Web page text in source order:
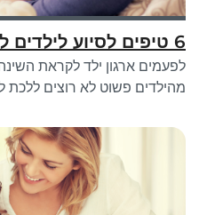
6 טיפים לסיוע לילדים לישון
לפעמים ארגון ילד לקראת
מהילדים פשוט לא רוצים ללכת